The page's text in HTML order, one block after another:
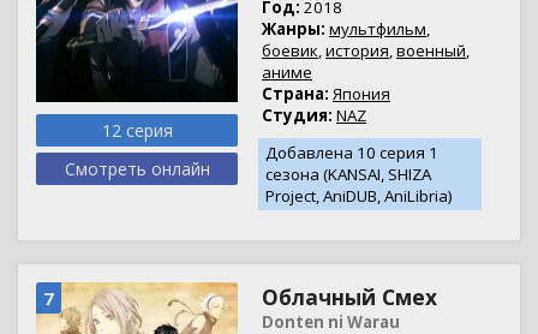
12 серия
Смотреть онлайн
Год: 2018
Жанры: мультфильм,
боевик,история,военный,
аниме
Страна: Япония
Студия: NAZ
Добавлена 10 серия 1
сезона (KANSAI, SHIZA
Project, AniDUB, AniLibria)
7 Облачный Смех
Donten ni Warau